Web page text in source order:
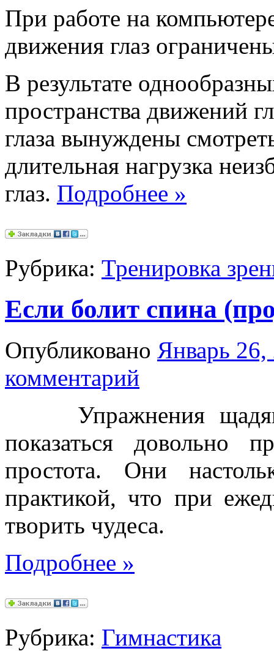
При работе на
движения глаз
В результате
пространства движений
глаза вынуждены
длительная нагрузка
глаз. Подробнее »
Рубрика: Тренировка
Если болит спина
Опубликовано Январь 26,
комментарий
Упражнения
показаться довольно
простота. Они
практикой, что при
творить чудеса.
Подробнее »
Рубрика: Гимнастика